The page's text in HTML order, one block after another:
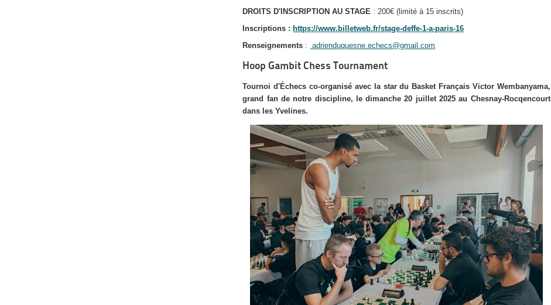
DROITS D'INSCRIPTION AU STAGE : 200€ (limité à 15 inscrits)
Inscriptions :https://www.billetweb.fr/stage-deffe-1-a-paris-16
Renseignements : adrienduquesne.echecs@gmail.com
Hoop Gambit Chess Tournament
Tournoi d'Échecs co-organisé avec la star du Basket Français Victor Wembanyama,
grand fan de notre discipline, le dimanche 20 juillet 2025 au Chesnay-Rocqencourt
dans les Yvelines.